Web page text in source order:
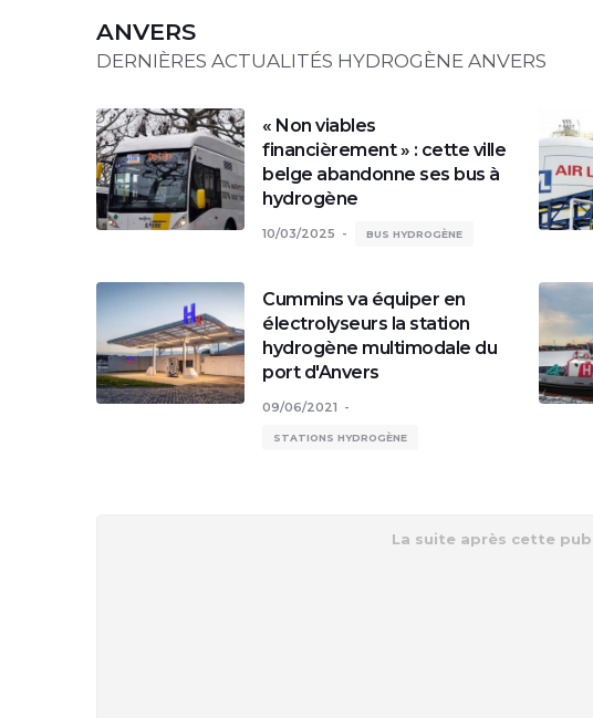
ANVERS
DERNIÈRES ACTUALITÉS HYDROGÈNE ANVERS
« Non viables
financièrement » : cette ville
belge abandonne ses bus à
hydrogène
10/03/2025 BUS HYDROGÈNE
Cummins va équiper en
électrolyseurs la station
hydrogène multimodale du
port d'Anvers
09/06/2021
STATIONS HYDROGÈNE